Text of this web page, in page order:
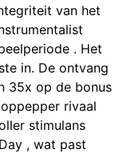
van het
. Het
in. De ontvang
35x op de bonus
rivaal
stimulans
, wat past